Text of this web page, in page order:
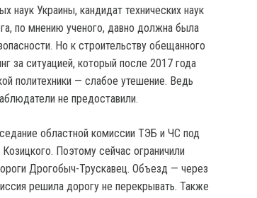
Украины, кандидат технических наук
по мнению ученого, давно должна была
Но к строительству обещанного
за ситуацией, который после 2017 года
политехники — слабое утешение. Ведь
не предоставили.
областной комиссии ТЭБ и ЧС под
Поэтому сейчас ограничили
Дрогобыч-Трускавец. Объезд — через
решила дорогу не перекрывать. Также